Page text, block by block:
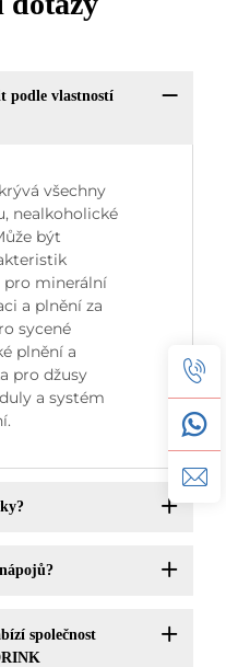
podle vlastností
všechny
nealkoholické
být
pro minerální
a plnění za
sycené
plnění a
pro džusy
a systém
společnost